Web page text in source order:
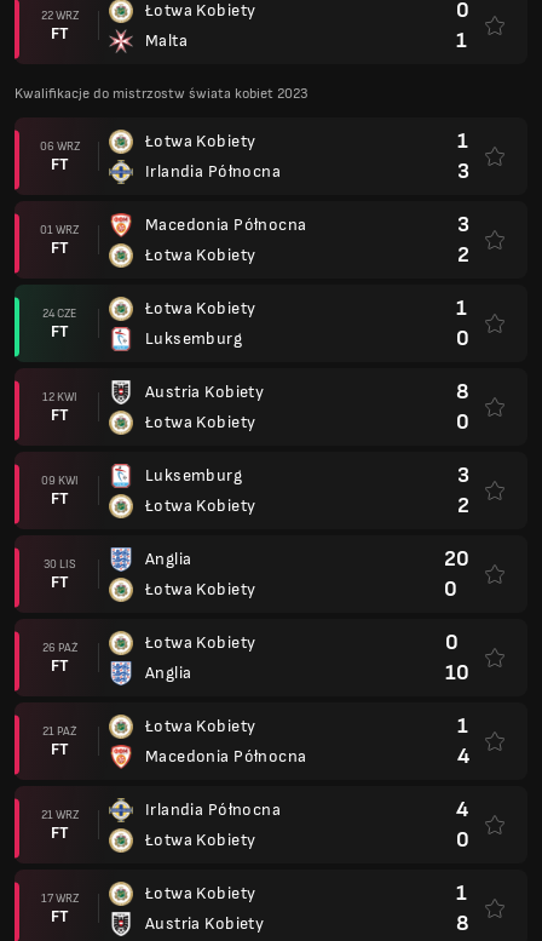
22 WRZ
FT
Łotwa Kobiety
Malta
0
1
Kwalifikacje do mistrzostw świata kobiet 2023
06 WRZ
FT
Łotwa Kobiety
Irlandia Północna
1
3
01 WRZ
FT
Macedonia Północna
Łotwa Kobiety
3
2
24 CZE
FT
Łotwa Kobiety
Luksemburg
1
0
12 KWI
FT
Austria Kobiety
Łotwa Kobiety
8
0
09 KWI
FT
Luksemburg
Łotwa Kobiety
3
2
30 LIS
FT
Anglia
Łotwa Kobiety
20
0
26 PAŹ
FT
Łotwa Kobiety
Anglia
0
10
21 PAŹ
FT
Łotwa Kobiety
Macedonia Północna
1
4
21 WRZ
FT
Irlandia Północna
Łotwa Kobiety
4
0
17 WRZ
FT
Łotwa Kobiety
Austria Kobiety
1
8